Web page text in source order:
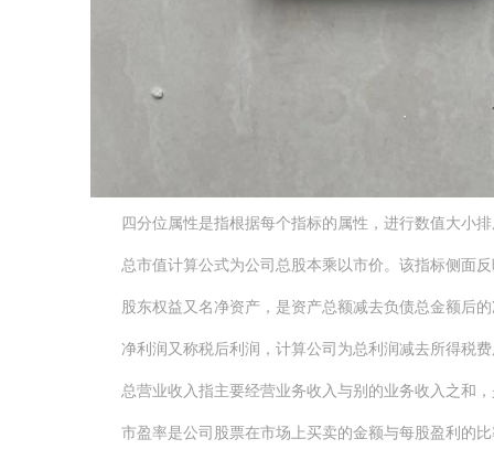
四分位属性是指根据每个指标的属性，进行数值大小排
总市值计算公式为公司总股本乘以市价。该指标侧面反
股东权益又名净资产，是资产总额减去负债总金额后的
净利润又称税后利润，计算公司为总利润减去所得税费
总营业收入指主要经营业务收入与别的业务收入之和，
市盈率是公司股票在市场上买卖的金额与每股盈利的比